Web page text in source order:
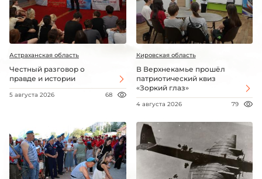
Астраханская область
Честный разговор о
правде и истории
5 августа 2026 68
Кировская область
В Верхнекамье прошёл
патриотический квиз
«Зоркий глаз»
4 августа 2026 79